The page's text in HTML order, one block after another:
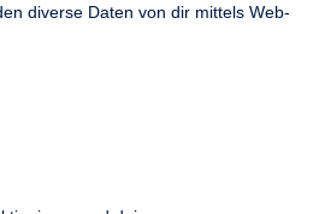
diverse Daten von dir mittels Web-